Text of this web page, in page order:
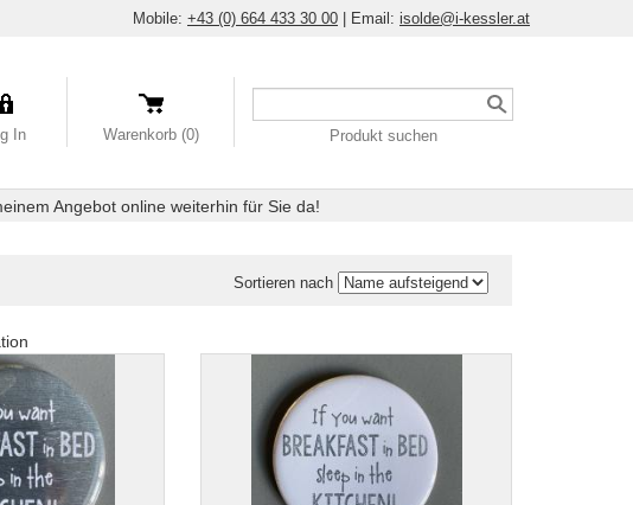
Mobile: +43 (0) 664 433 30 00 | Email: isolde@i-kessler.at
In Warenkorb (0)
Produkt
Produkt suchen
Angebot online weiterhin für Sie da!
Sortieren nach